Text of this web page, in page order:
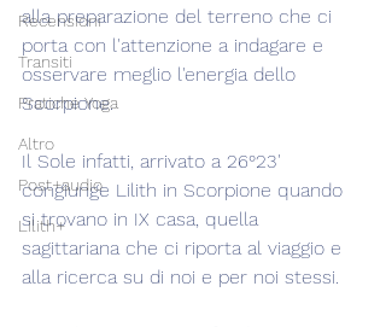
Recensioni
Transiti
Pratiche Yoga
Altro
Post+audio
Lilith+
alla preparazione del terreno che ci
porta con l'attenzione a indagare e
osservare meglio l'energia dello
Scorpione.
Il Sole infatti, arrivato a 26°23'
congiunge Lilith in Scorpione quando
si trovano in IX casa, quella
sagittariana che ci riporta al viaggio e
alla ricerca su di noi e per noi stessi.